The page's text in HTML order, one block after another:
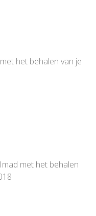
het behalen van je
met het behalen